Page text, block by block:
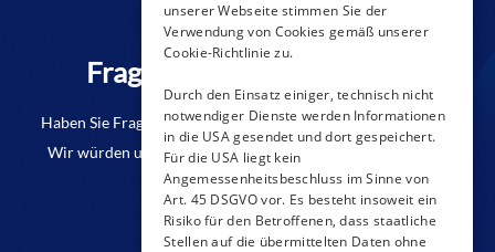
Fragen zu einem Produkt?
Haben Sie Fragen oder benötigen Sie weitere Informationen?
Wir würden uns freuen, wenn Sie uns eine Anfrage senden.
KONTAKT-FORMULAR
unserer Webseite stimmen Sie der
Verwendung von Cookies gemäß unserer
Cookie-Richtlinie zu.
Durch den Einsatz einiger, technisch nicht
notwendiger Dienste werden Informationen
in die USA gesendet und dort gespeichert.
Für die USA liegt kein
Angemessenheitsbeschluss im Sinne von
Art. 45 DSGVO vor. Es besteht insoweit ein
Risiko für den Betroffenen, dass staatliche
Stellen auf die übermittelten Daten ohne